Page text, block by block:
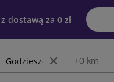
dostawą za 0 zł
Wyczyść frazę
Odległość
+0 km